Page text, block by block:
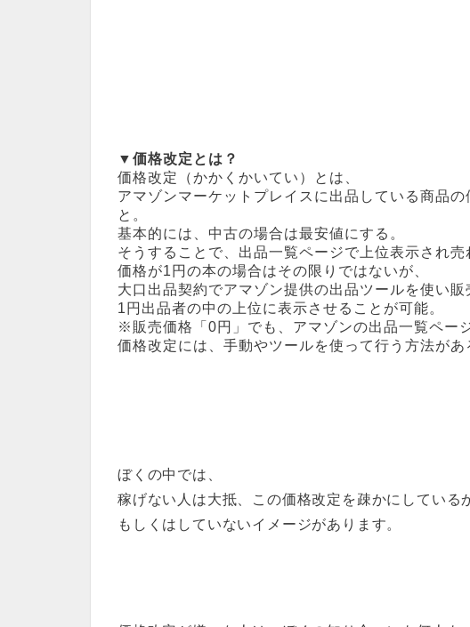
▼価格改定とは？
価格改定（かかくかいてい）とは、
アマゾンマーケットプレイスに出品している商品
と。
基本的には、中古の場合は最安値にする。
そうすることで、出品一覧ページで上位表示され売
価格が1円の本の場合はその限りではないが、
大口出品契約でアマゾン提供の出品ツールを使い販
1円出品者の中の上位に表示させることが可能。
※販売価格「0円」でも、アマゾンの出品一覧ペー
価格改定には、手動やツールを使って行う方法があ
ぼくの中では、
稼げない人は大抵、この価格改定を疎かにしている
もしくはしていないイメージがあります。